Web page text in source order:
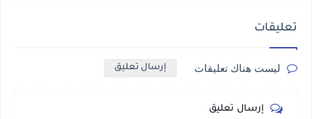
تعليقات
ليست هناك تعليقات إرسال تعليق
إرسال تعليق